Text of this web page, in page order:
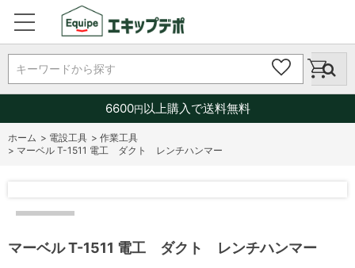
キーワードから探す
6600円以上購入で送料無料
ホーム > 電設工具 > 作業工具
> マーベル T-1511 電工 ダクト レンチハンマー
マーベル T-1511 電工 ダクト レンチハンマー